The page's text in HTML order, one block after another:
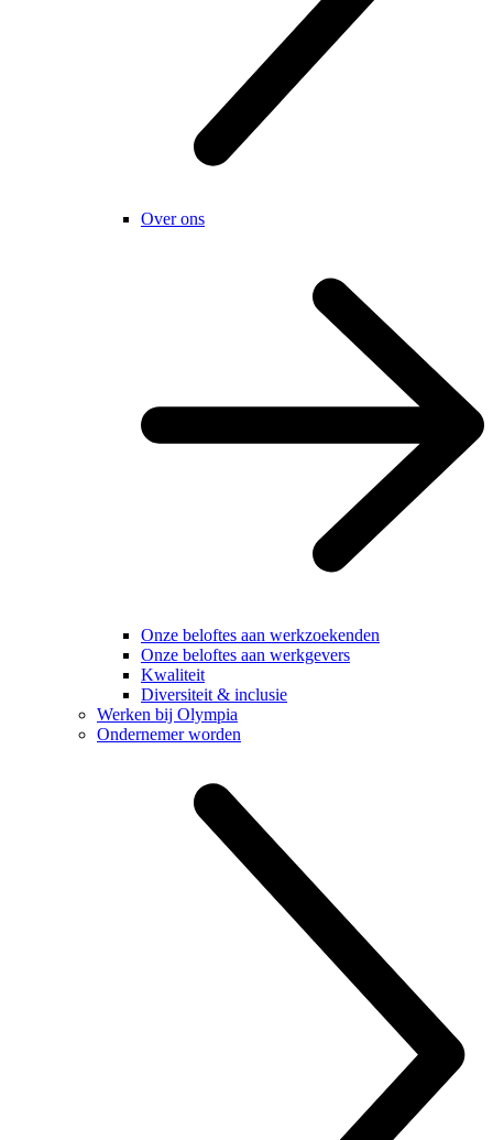
Over ons
Onze beloftes aan werkzoekenden
Onze beloftes aan werkgevers
Kwaliteit
Diversiteit & inclusie
Werken bij Olympia
Ondernemer worden